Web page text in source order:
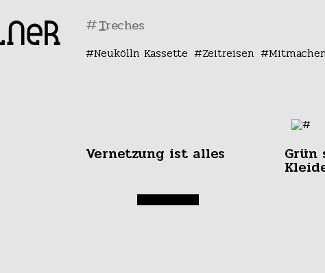
#
Neukölln Kassette Zeitreisen
Vernetzung ist alles